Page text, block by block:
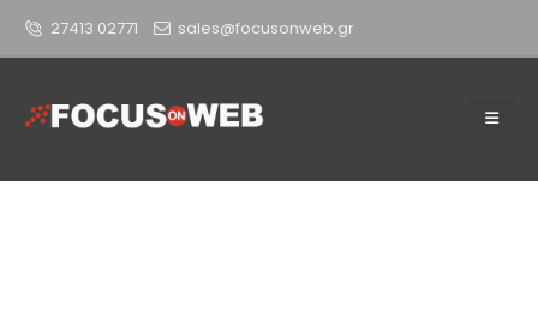
27413 02771 sales@focusonweb.gr